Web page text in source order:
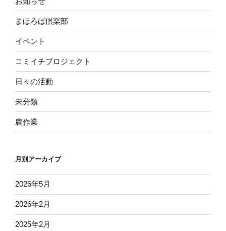
まほろば倶楽部
イベント
コミイチプロジェクト
日々の活動
未分類
農作業
月別アーカイブ
2026年5月
2026年2月
2025年2月